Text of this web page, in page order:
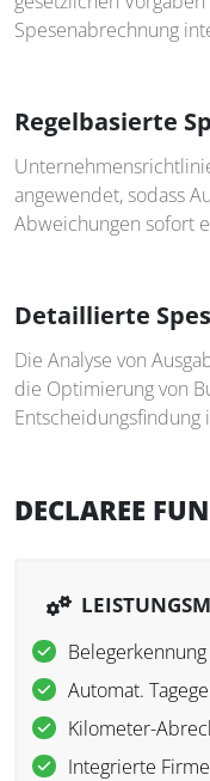
Spesenabrechnung
Regelbasierte
angewendet, sodass
Abweichungen sofort
Detaillierte
Die Analyse von
die Optimierung von
Entscheidungsfindung
DECLAREE
Automat.
Kilometer-
Integrierte